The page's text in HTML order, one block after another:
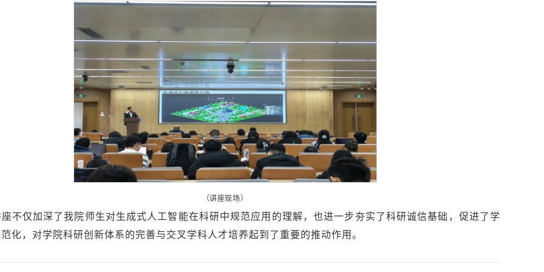
（讲座现场）
不仅加深了我院师生对生成式人工智能在科研中规范应用的理解，也进一步夯实了科研诚信基础，促进了学
化，对学院科研创新体系的完善与交叉学科人才培养起到了重要的推动作用。